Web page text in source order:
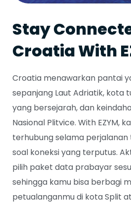
Stay
Croatia With
Croatia menawarkan pantai
sepanjang Laut Adriatik, kota
yang bersejarah, dan
Nasional Plitvice. With EZYM,
terhubung selama
soal koneksi yang terputus.
pilih paket data prabayar
sehingga kamu bisa berbagi
petualanganmu di kota Split